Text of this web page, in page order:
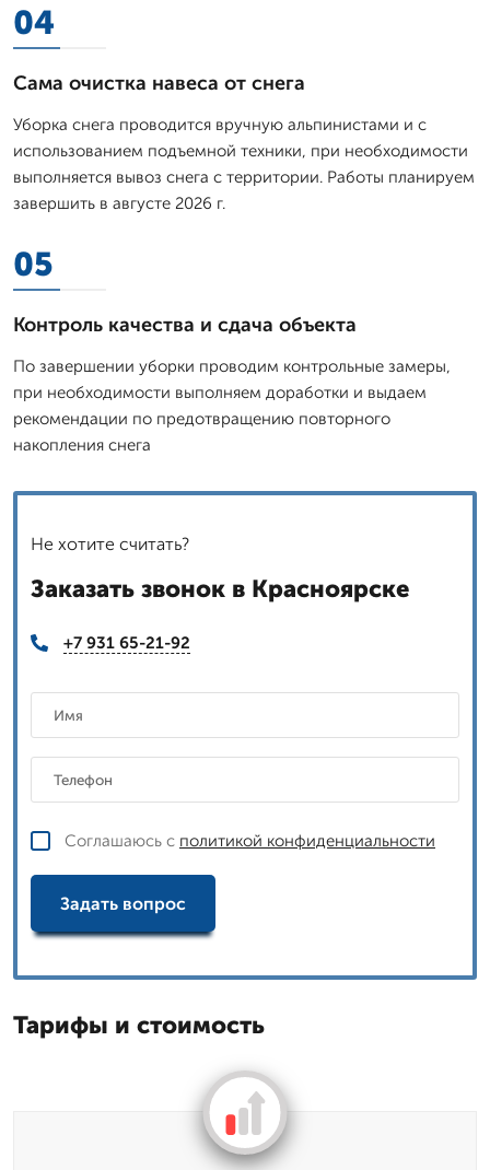
04
Сама очистка навеса от снега
Уборка снега проводится вручную альпинистами и с
использованием подъемной техники, при необходимости
выполняется вывоз снега с территории. Работы планируем
завершить в августе 2026 г.
05
Контроль качества и сдача объекта
По завершении уборки проводим контрольные замеры,
при необходимости выполняем доработки и выдаем
рекомендации по предотвращению повторного
накопления снега
Не хотите считать?
Заказать звонок в Красноярске
+7 931 65-21-92
Соглашаюсь с политикой конфиденциальности
Задать вопрос
Тарифы и стоимость